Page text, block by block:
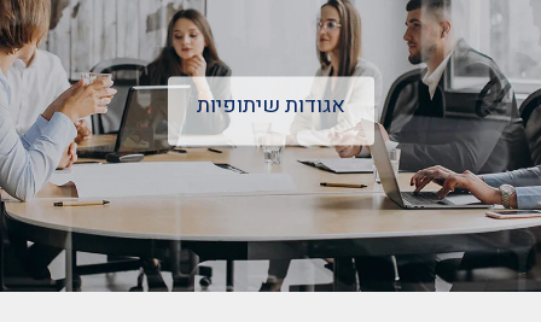
אגודות שיתופיות